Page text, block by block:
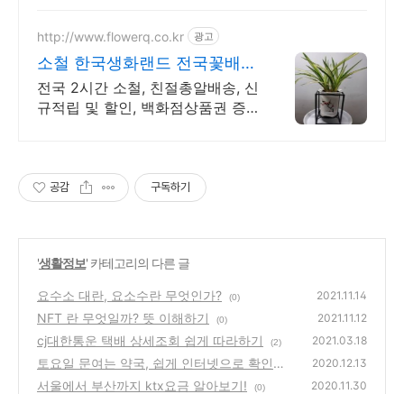
http://www.flowerq.co.kr 광고
소철 한국생화랜드 전국꽃배달
총알배송
전국 2시간 소철, 친절총알배송, 신
규적립 및 할인, 백화점상품권 증
공감 구독하기
'생활정보' 카테고리의 다른 글
요수소 대란, 요소수란 무엇인가? (0) 2021.11.14
NFT 란 무엇일까? 뜻 이해하기 (0) 2021.11.12
cj대한통운 택배 상세조회 쉽게 따라하기 (2) 2021.03.18
토요일 문여는 약국, 쉽게 인터넷으로 확인하
는 방법
(0)
2020.12.13
서울에서 부산까지 ktx요금 알아보기! (0) 2020.11.30